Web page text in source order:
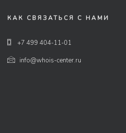
КАК СВЯЗАТЬСЯ С НАМИ
+7 499 404-11-01
info@whois-center.ru